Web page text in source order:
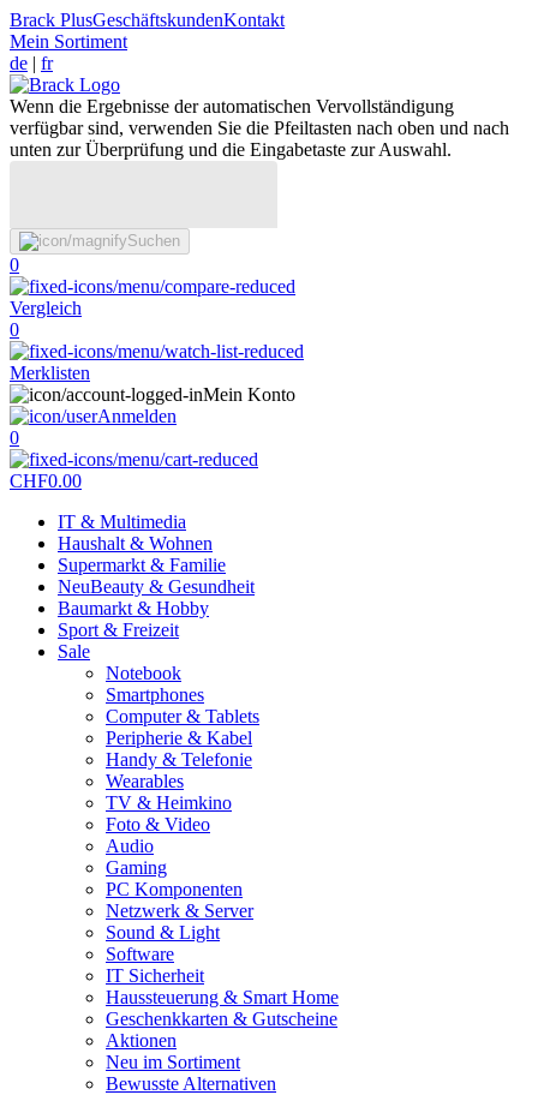
Brack PlusGeschäftskundenKontakt
Mein Sortiment
de | fr
Wenn die Ergebnisse der automatischen Vervollständigung
verfügbar sind, verwenden Sie die Pfeiltasten nach oben und nach
unten zur Überprüfung und die Eingabetaste zur Auswahl.
Suchen
0
Vergleich
0
Merklisten
Mein Konto
Anmelden
0
CHF0.00
IT & Multimedia
Haushalt & Wohnen
Supermarkt & Familie
NeuBeauty & Gesundheit
Baumarkt & Hobby
Sport & Freizeit
Sale
Notebook
Smartphones
Computer & Tablets
Peripherie & Kabel
Handy & Telefonie
Wearables
TV & Heimkino
Foto & Video
Audio
Gaming
PC Komponenten
Netzwerk & Server
Sound & Light
Software
IT Sicherheit
Haussteuerung & Smart Home
Geschenkkarten & Gutscheine
Aktionen
Neu im Sortiment
Bewusste Alternativen